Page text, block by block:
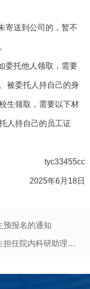
寄送到公司的，暂不
委托他人领取，需要
被委托人持自己的身
生领取，需要以下材
人持自己的员工证
tyc33455cc
2025年6月18日
预报名的通知
关于开展选聘2025届毕业生担任院内科研助理工作的安排